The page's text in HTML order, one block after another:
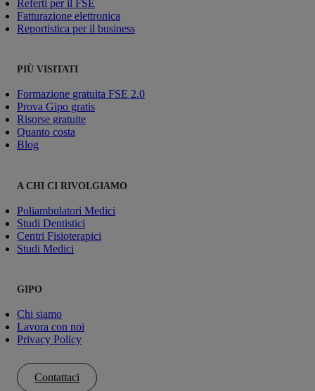
Referti per il FSE
Fatturazione elettronica
Reportistica per il business
PIÙ VISITATI
Formazione gratuita FSE 2.0
Prova Gipo gratis
Risorse gratuite
Quanto costa
Blog
A CHI CI RIVOLGIAMO
Poliambulatori Medici
Studi Dentistici
Centri Fisioterapici
Studi Medici
GIPO
Chi siamo
Lavora con noi
Privacy Policy
Contattaci